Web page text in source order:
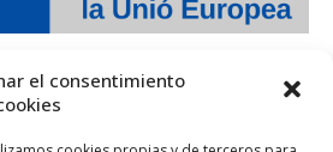
el consentimiento